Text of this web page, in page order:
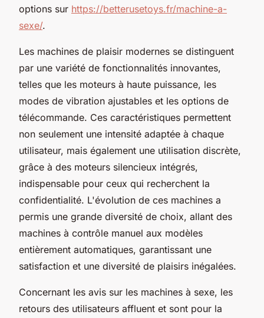
options sur https://betterusetoys.fr/machine-a-
sexe/.
Les machines de plaisir modernes se distinguent
par une variété de fonctionnalités innovantes,
telles que les moteurs à haute puissance, les
modes de vibration ajustables et les options de
télécommande. Ces caractéristiques permettent
non seulement une intensité adaptée à chaque
utilisateur, mais également une utilisation discrète,
grâce à des moteurs silencieux intégrés,
indispensable pour ceux qui recherchent la
confidentialité. L'évolution de ces machines a
permis une grande diversité de choix, allant des
machines à contrôle manuel aux modèles
entièrement automatiques, garantissant une
satisfaction et une diversité de plaisirs inégalées.
Concernant les avis sur les machines à sexe, les
retours des utilisateurs affluent et sont pour la